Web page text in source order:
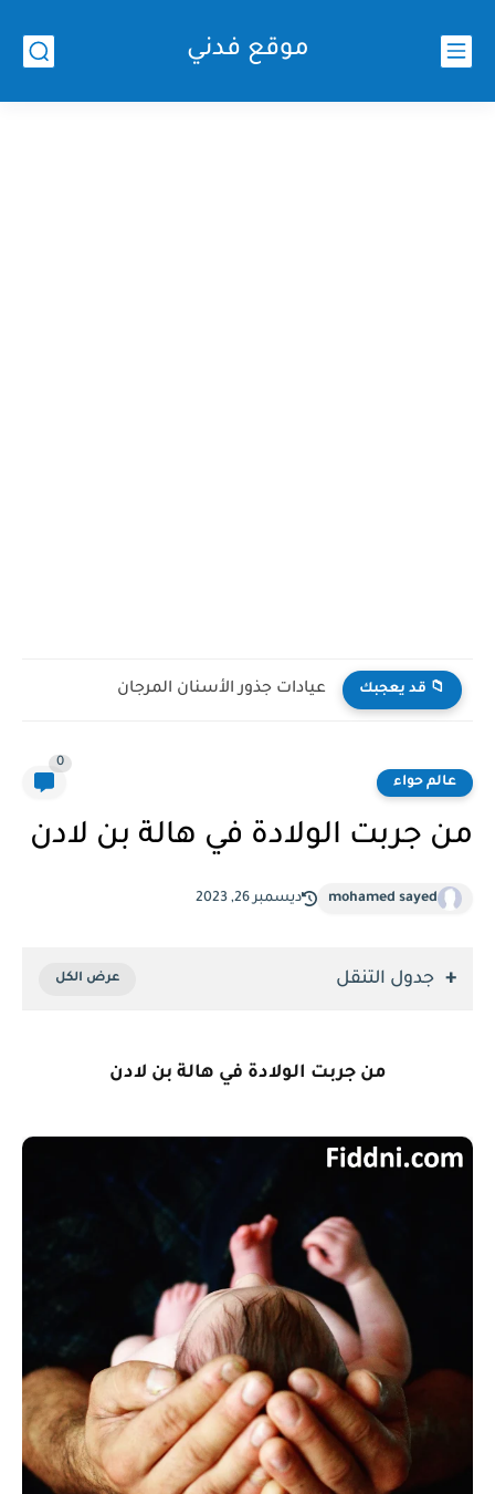
موقع فدني
📁 قد يعجبك عيادات جذور الأسنان المرجان
عالم حواء
0
من جربت الولادة في هالة بن لادن
mohamed sayed ديسمبر 26, 2023
جدول التنقل
من جربت الولادة في هالة بن لادن